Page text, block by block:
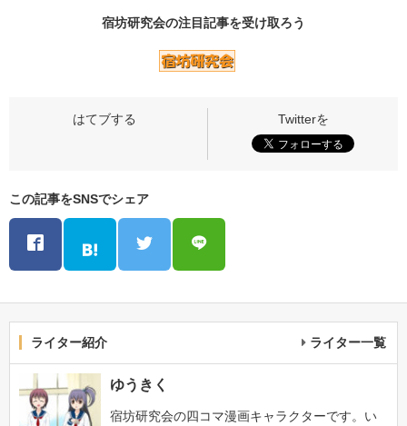
宿坊研究会の注目記事を受け取ろう
この記事をSNSでシェア
ライター紹介 ライター一覧
ゆうきく
宿坊研究会の四コマ漫画キャラクターです。い